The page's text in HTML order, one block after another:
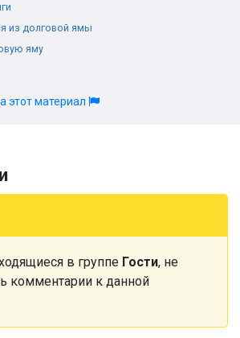
из долговой ямы
яму
этот материал
в группе Гости, не
комментарии к данной